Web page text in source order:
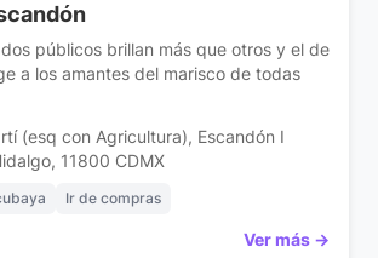
públicos brillan más que otros y el de
a los amantes del marisco de todas
(esq con Agricultura), Escandón I
11800 CDMX
Ir de compras
Ver más →